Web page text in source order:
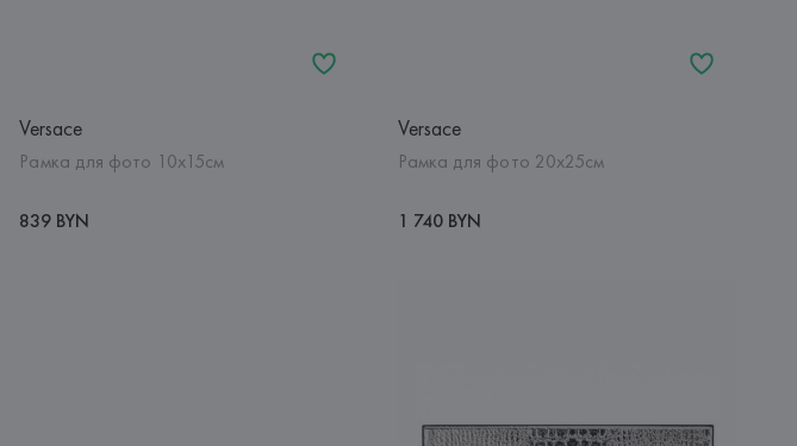
Versace
Рамка для фото 10х15см
839 BYN
Versace
Рамка для фото 20х25см
1 740 BYN